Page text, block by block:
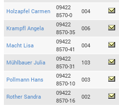
Holzapfel Carmen
09422
8570-0
004
Krampfl Angela
09422
8570-35
006
Macht Lisa
09422
8570-41
004
Mühlbauer Julia
09422
8570-31
103
Pollmann Hans
09422
8570-10
003
Rother Sandra
09422
8570-16
002